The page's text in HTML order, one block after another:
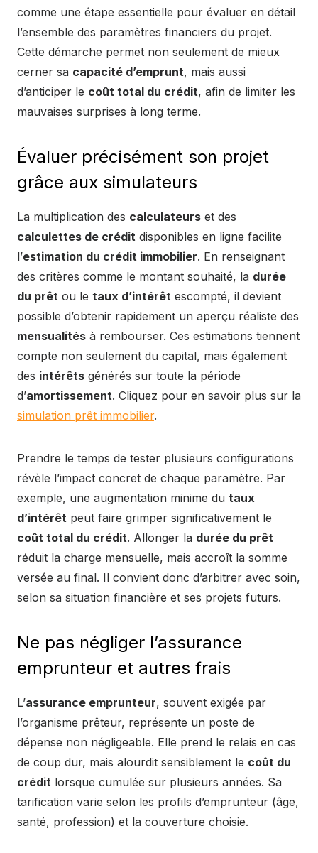
comme une étape essentielle pour évaluer en détail
l’ensemble des paramètres financiers du projet.
Cette démarche permet non seulement de mieux
cerner sa capacité d’emprunt, mais aussi
d’anticiper le coût total du crédit, afin de limiter les
mauvaises surprises à long terme.
Évaluer précisément son projet
grâce aux simulateurs
La multiplication des calculateurs et des
calculettes de crédit disponibles en ligne facilite
l’estimation du crédit immobilier. En renseignant
des critères comme le montant souhaité, la durée
du prêt ou le taux d’intérêt escompté, il devient
possible d’obtenir rapidement un aperçu réaliste des
mensualités à rembourser. Ces estimations tiennent
compte non seulement du capital, mais également
des intérêts générés sur toute la période
d’amortissement. Cliquez pour en savoir plus sur la
simulation prêt immobilier.
Prendre le temps de tester plusieurs configurations
révèle l’impact concret de chaque paramètre. Par
exemple, une augmentation minime du taux
d’intérêt peut faire grimper significativement le
coût total du crédit. Allonger la durée du prêt
réduit la charge mensuelle, mais accroît la somme
versée au final. Il convient donc d’arbitrer avec soin,
selon sa situation financière et ses projets futurs.
Ne pas négliger l’assurance
emprunteur et autres frais
L’assurance emprunteur, souvent exigée par
l’organisme prêteur, représente un poste de
dépense non négligeable. Elle prend le relais en cas
de coup dur, mais alourdit sensiblement le coût du
crédit lorsque cumulée sur plusieurs années. Sa
tarification varie selon les profils d’emprunteur (âge,
santé, profession) et la couverture choisie.